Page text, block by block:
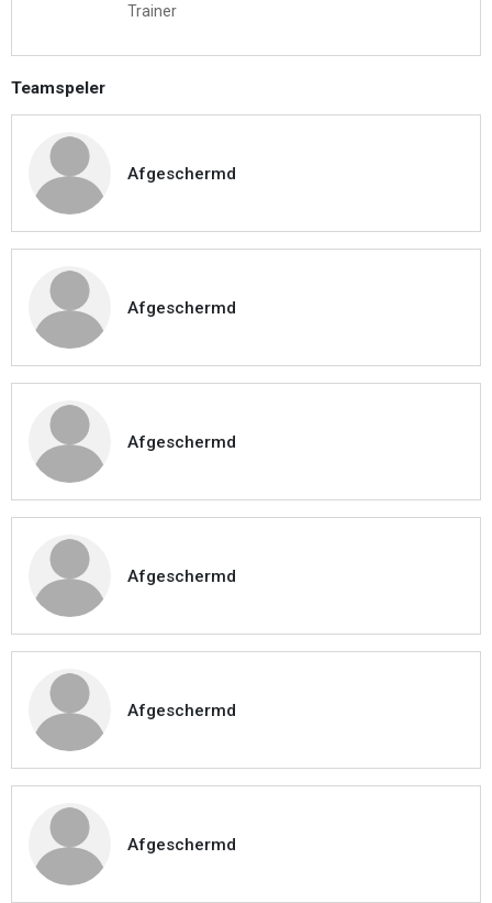
Trainer
Teamspeler
Afgeschermd
Afgeschermd
Afgeschermd
Afgeschermd
Afgeschermd
Afgeschermd